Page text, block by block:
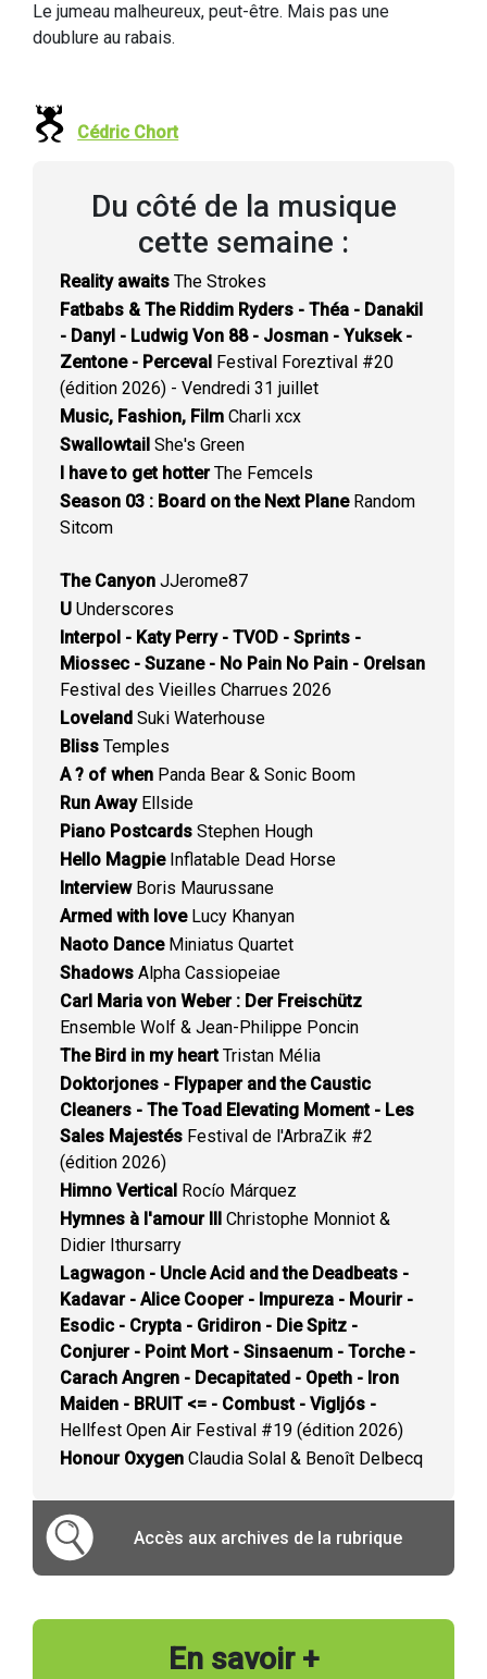
Le jumeau malheureux, peut-être. Mais pas une
doublure au rabais.
Cédric Chort
Du côté de la musique
cette semaine :
Reality awaits The Strokes
Fatbabs & The Riddim Ryders - Théa - Danakil
- Danyl - Ludwig Von 88 - Josman - Yuksek -
Zentone - Perceval Festival Foreztival #20
(édition 2026) - Vendredi 31 juillet
Music, Fashion, Film Charli xcx
Swallowtail She's Green
I have to get hotterThe Femcels
Season 03 : Board on the Next PlaneRandom
Sitcom
The Canyon JJerome87
U Underscores
Interpol - Katy Perry - TVOD - Sprints -
Miossec - Suzane - No Pain No Pain - Orelsan
Festival des Vieilles Charrues 2026
Loveland Suki Waterhouse
Bliss Temples
A ? of when Panda Bear & Sonic Boom
Run AwayEllside
Piano Postcards Stephen Hough
Hello MagpieInflatable Dead Horse
InterviewBoris Maurussane
Armed with loveLucy Khanyan
Naoto DanceMiniatus Quartet
Shadows Alpha Cassiopeiae
Carl Maria von Weber : Der Freischütz
Ensemble Wolf & Jean-Philippe Poncin
The Bird in my heartTristan Mélia
Doktorjones - Flypaper and the Caustic
Cleaners - The Toad Elevating Moment - Les
Sales Majestés Festival de l'ArbraZik #2
(édition 2026)
Himno Vertical Rocío Márquez
Hymnes à l'amour III Christophe Monniot &
Didier Ithursarry
Lagwagon - Uncle Acid and the Deadbeats -
Kadavar - Alice Cooper - Impureza - Mourir -
Esodic - Crypta - Gridiron - Die Spitz -
Conjurer - Point Mort - Sinsaenum - Torche -
Carach Angren - Decapitated - Opeth - Iron
Maiden - BRUIT <= - Combust - Vigljós -
Hellfest Open Air Festival #19 (édition 2026)
Honour Oxygen Claudia Solal & Benoît Delbecq
Accès aux archives de la rubrique
En savoir +